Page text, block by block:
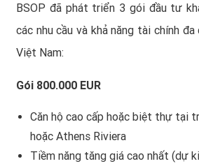
BSOP đã phát triển 3 gói đầu tư
các nhu cầu và khả năng tài chính
Việt Nam:
Gói 800.000 EUR
Căn hộ cao cấp hoặc biệt thự tại
hoặc Athens Riviera
Tiềm năng tăng giá cao nhất (dự